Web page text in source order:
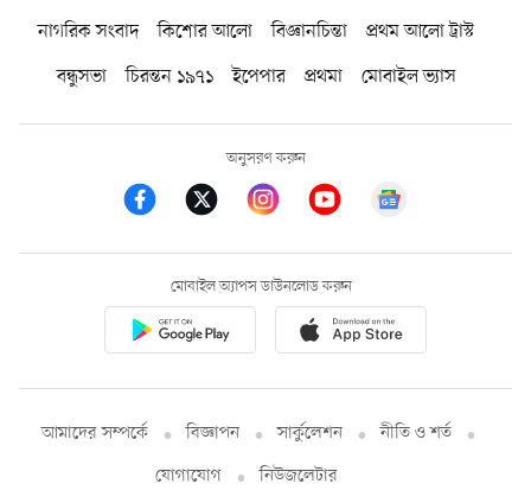
নাগরিক সংবাদ কিশোর আলো বিজ্ঞানচিন্তা
প্রথম আলো ট্রাস্ট
বন্ধুসভা
চিরন্তন ১৯৭১ ইপেপার প্রথমা মোবাইল ভ্যাস
অনুসরণ করুন
মোবাইল অ্যাপস ডাউনলোড করুন
আমাদের সম্পর্কে বিজ্ঞাপন সার্কুলেশন
নীতি ও শর্ত
যোগাযোগ
নিউজলেটার